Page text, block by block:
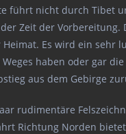
führt nicht durch Tibet
Zeit der
Es wird ein sehr
haben oder gar
aus dem Gebirge
rudimentäre
Richtung Norden